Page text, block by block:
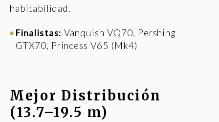
habitabilidad.
Finalistas: Vanquish VQ70, Pershing
GTX70, Princess V65 (Mk4)
Mejor Distribución
(13.7–19.5 m)